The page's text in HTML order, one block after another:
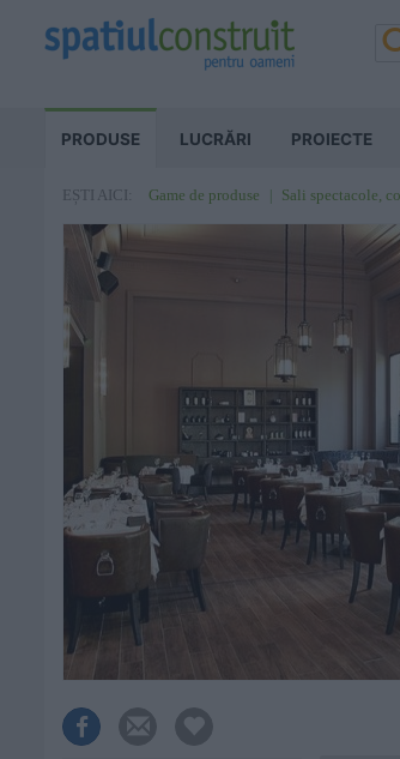
PRODUSE LUCRĂRI PROIECTE
EȘTI AICI: Game de produse Sali spectacole,